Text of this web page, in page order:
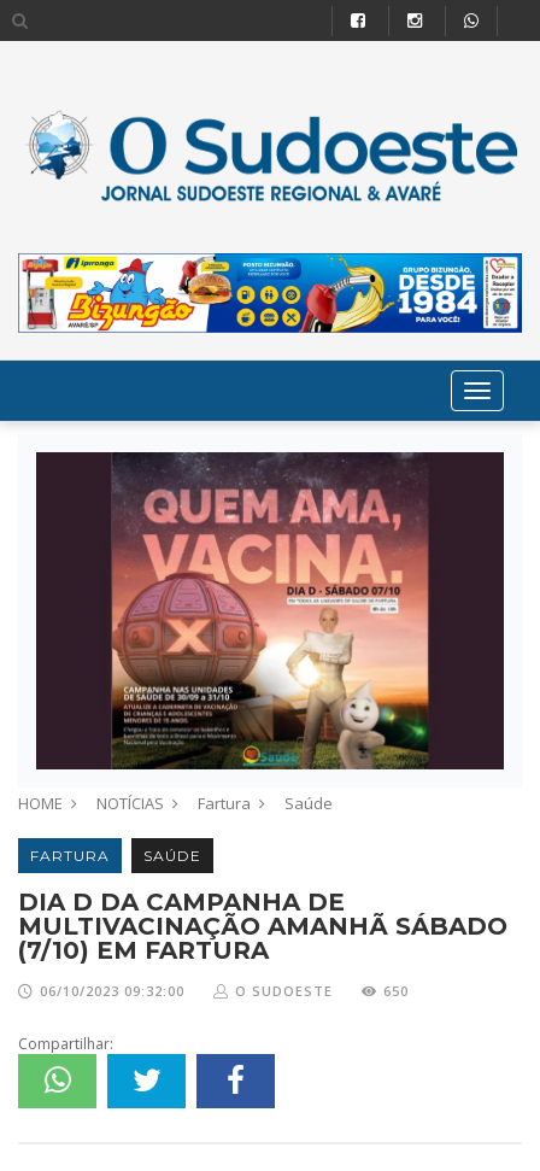
HOME NOTÍCIAS Fartura Saúde
FARTURA SAÚDE
DIA D DA CAMPANHA DE
MULTIVACINAÇÃO AMANHÃ SÁBADO
(7/10) EM FARTURA
06/10/2023 09:32:00 O SUDOESTE 650
Compartilhar: